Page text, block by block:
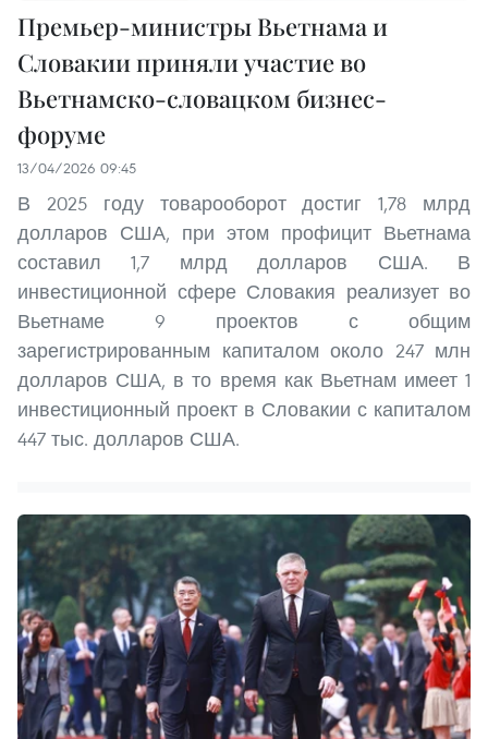
Премьер-министры Вьетнама и
Словакии приняли участие во
Вьетнамско-словацком бизнес-
форуме
13/04/2026 09:45
В 2025 году товарооборот достиг 1,78 млрд
долларов США, при этом профицит Вьетнама
составил 1,7 млрд долларов США. В
инвестиционной сфере Словакия реализует во
Вьетнаме 9 проектов с общим
зарегистрированным капиталом около 247 млн
долларов США, в то время как Вьетнам имеет 1
инвестиционный проект в Словакии с капиталом
447 тыс. долларов США.